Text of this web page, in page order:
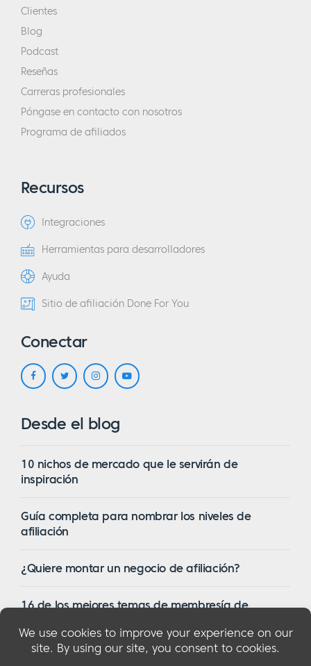
Clientes
Blog
Podcast
Reseñas
Carreras profesionales
Póngase en contacto con nosotros
Programa de afiliados
Recursos
Integraciones
Herramientas para desarrolladores
Ayuda
Sitio de afiliación Done For You
Conectar
Desde el blog
10 nichos de mercado que le servirán de
inspiración
Guía completa para nombrar los niveles de
afiliación
¿Quiere montar un negocio de afiliación?
16 de los mejores temas de membresía de